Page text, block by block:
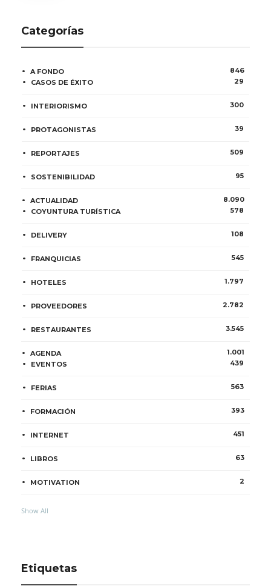
Categorías
A FONDO
846
CASOS DE ÉXITO
29
INTERIORISMO 300
PROTAGONISTAS 39
REPORTAJES 509
SOSTENIBILIDAD 95
ACTUALIDAD
8.090
COYUNTURA TURÍSTICA
578
DELIVERY 108
FRANQUICIAS 545
HOTELES 1.797
PROVEEDORES 2.782
RESTAURANTES 3.545
AGENDA
1.001
EVENTOS
439
FERIAS 563
FORMACIÓN 393
INTERNET 451
LIBROS 63
MOTIVATION 2
Show All
Etiquetas